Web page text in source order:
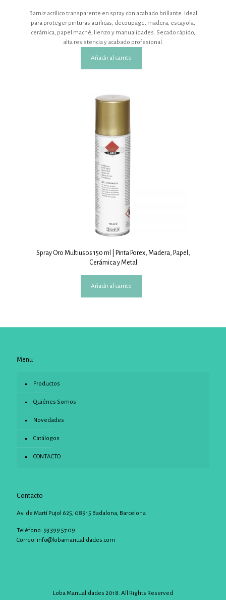
Barniz acrílico transparente en spray con acabado brillante. Ideal
para proteger pinturas acrílicas, decoupage, madera, escayola,
cerámica, papel maché, lienzo y manualidades. Secado rápido,
alta resistencia y acabado profesional.
Añadir al carrito
Spray Oro Multiusos 150 ml | Pinta Porex, Madera, Papel,
Cerámica y Metal
Añadir al carrito
Menu
Productos
Quiénes Somos
Novedades
Catálogos
CONTACTO
Contacto
Av. de Martí Pujol 625, 08915 Badalona, Barcelona
Teléfono: 93 399 57 09
Correo: info@lobamanualidades.com
Loba Manualidades 2018. All Rights Reserved